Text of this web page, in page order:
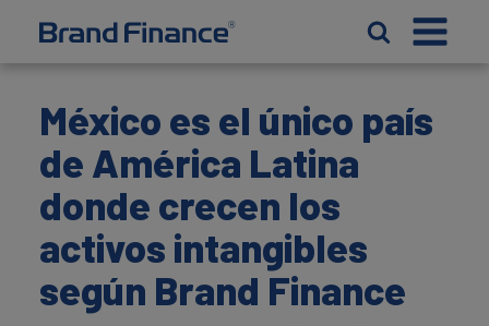
México es el único país
de América Latina
donde crecen los
activos intangibles
según Brand Finance